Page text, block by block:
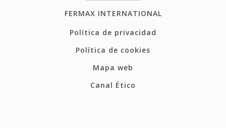
FERMAX INTERNATIONAL
Política de privacidad
Política de cookies
Mapa web
Canal Ético